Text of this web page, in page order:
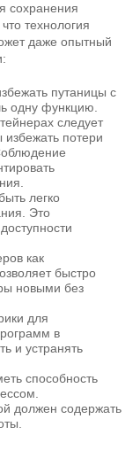
сохранения
технология
даже опытный
путаницы с
одну функцию.
следует
избежать потери
легко
Это
как
быстро
новыми без
для
в
и устранять
способность
должен содержать